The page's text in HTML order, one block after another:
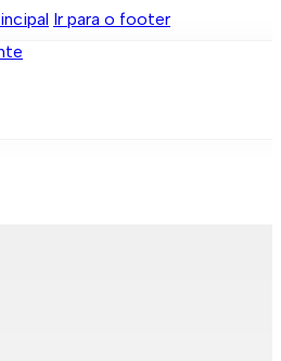
Ir para o footer